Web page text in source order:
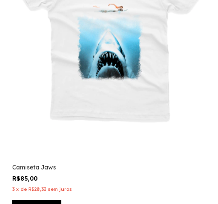
Camiseta Jaws
R$85,00
3 x de R$28,33 sem juros